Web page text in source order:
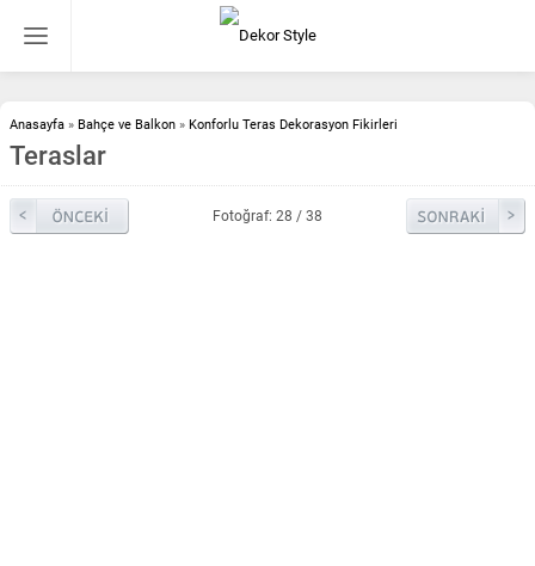
Anasayfa » Bahçe ve Balkon » Konforlu Teras Dekorasyon Fikirleri
Teraslar
Fotoğraf: 28 / 38